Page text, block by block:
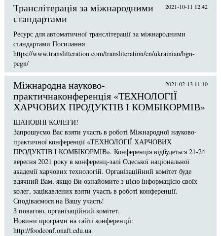
2021-10-11 12:42
Транслітерація за міжнародними
стандартами
Ресурс для автоматичної транслітерації за міжнародними
стандартами Посилання
https://www.translitteration.com/transliteration/en/ukrainian/bgn-
pcgn/
2021-02-13 11:10
Міжнародна науково-
практичнаконференція «ТЕХНОЛОГІЇ
ХАРЧОВИХ ПРОДУКТІВ І КОМБІКОРМІВ»
ШАНОВНІ КОЛЕГИ!
Запрошуємо Вас взяти участь в роботі Міжнародної науково-
практичної конференції «ТЕХНОЛОГІЇ ХАРЧОВИХ
ПРОДУКТІВ І КОМБІКОРМІВ». Конференція відбудеться 21-24
вересня 2021 року в конференц-залі Одеської національної
академії харчових технологій. Організаційний комітет буде
вдячний Вам, якщо Ви ознайомите з цією інформацією своїх
колег, зацікавлених взяти участь в роботі конференції.
Сподіваємося на Вашу участь!
З повагою, організаційний комітет.
Новини програми на сайті конференції:
http://foodconf.onaft.edu.ua